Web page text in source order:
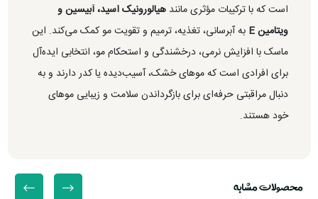
است که با ترکیبات مؤثری مانندهیالورونیک اسید، آبیسین و
ویتامین E به آبرسانی، تغذیه، ترمیم و تقویت مو کمک می‌کند. این
ماسک با افزایش نرمی، درخشندگی و استحکام مو، انتخابی ایده‌آل
برای افرادی است که موهای خشک، آسیب‌دیده یا کدر دارند و به
دنبال مراقبتی حرفه‌ای برای بازگرداندن سلامت و زیبایی موهای
خود هستند.
محصولات مشابه